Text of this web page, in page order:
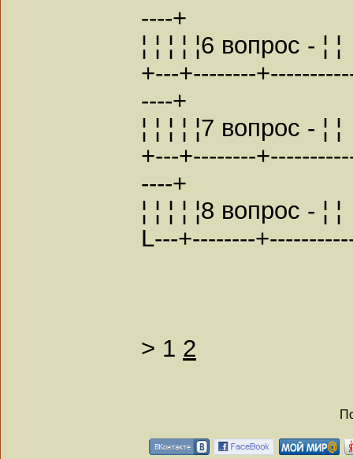
----+
¦ ¦ ¦ ¦ ¦6 вопрос - ¦ ¦
+---+--------
----+
¦ ¦ ¦ ¦ ¦7 вопрос - ¦ ¦
+---+--------
----+
¦ ¦ ¦ ¦ ¦8 вопрос - ¦ ¦
L---+--------
> 1 2